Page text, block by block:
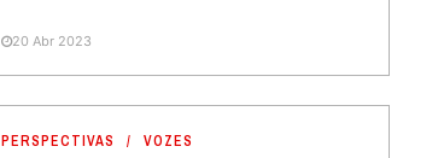
20 Abr 2023
PERSPECTIVAS VOZES